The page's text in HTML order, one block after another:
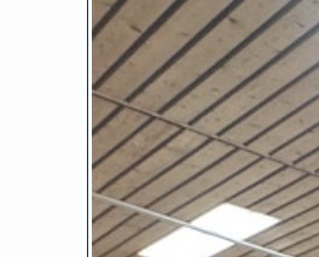
grösseres
Bild